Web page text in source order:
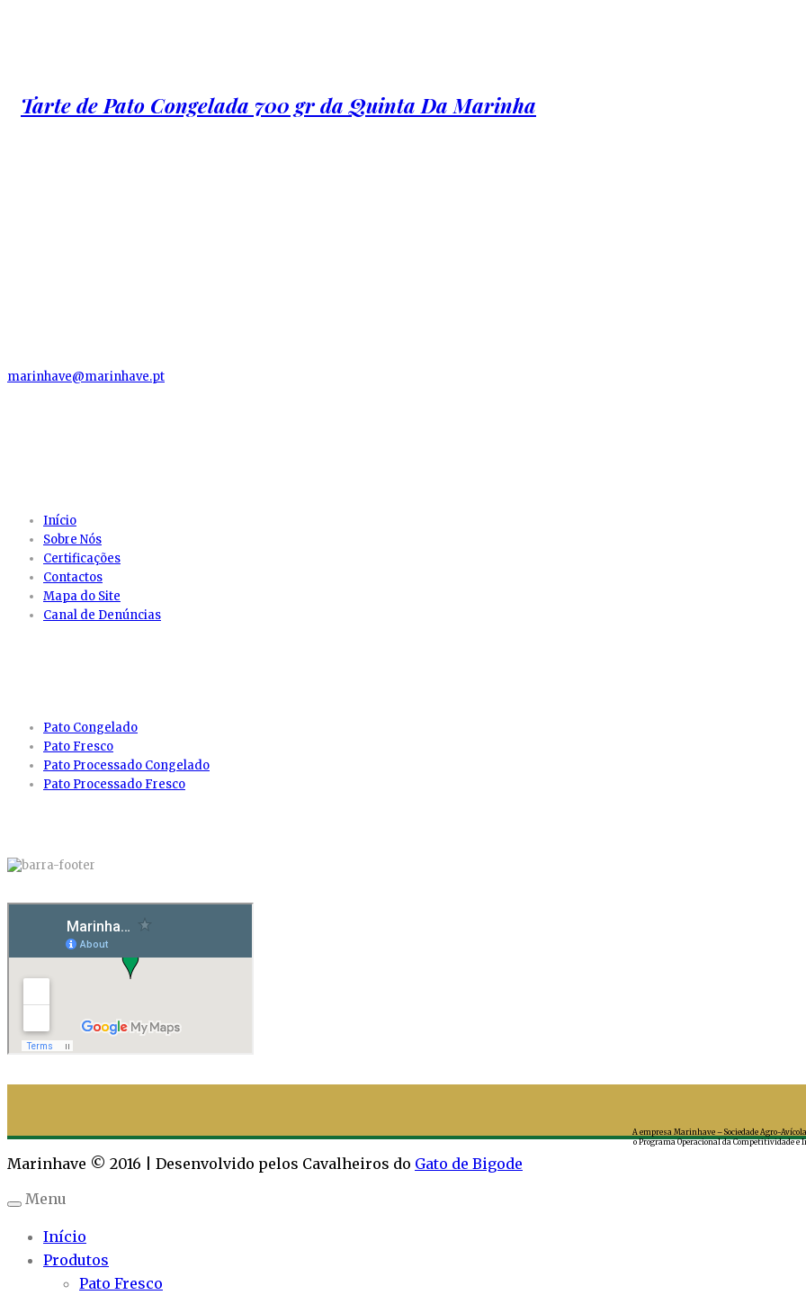
Tarte de Pato Congelada 700 gr da Quinta Da Marinha
marinhave@marinhave.pt
Início
Sobre Nós
Certificações
Contactos
Mapa do Site
Canal de Denúncias
Pato Congelado
Pato Fresco
Pato Processado Congelado
Pato Processado Fresco
Marinhave © 2016 | Desenvolvido pelos Cavalheiros do Gato de Bigode
A empresa Marinhave – Sociedade Agro-
o Programa Operacional da Competitividade e
Menu
Início
Produtos
Pato Fresco